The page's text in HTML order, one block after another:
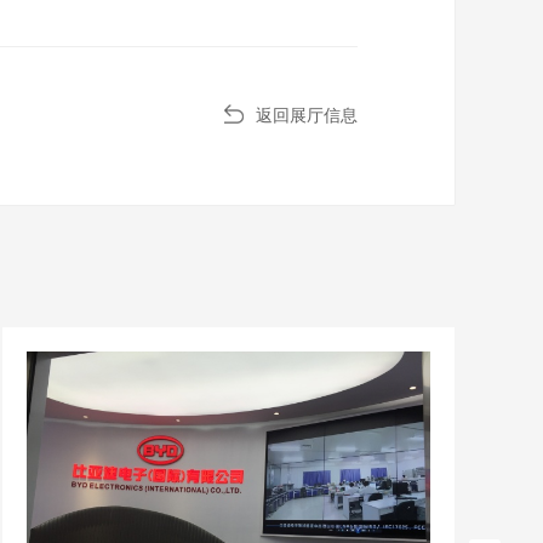
返回展厅信息